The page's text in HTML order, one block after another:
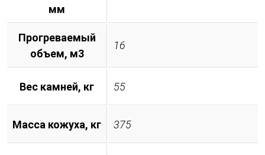
мм
Прогреваемый
объем, м3
16
Вес камней, кг 55
Масса кожуха, кг 375